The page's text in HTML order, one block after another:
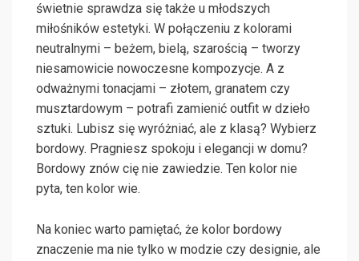
świetnie sprawdza się także u młodszych
miłośników estetyki. W połączeniu z kolorami
neutralnymi – beżem, bielą, szarością – tworzy
niesamowicie nowoczesne kompozycje. A z
odważnymi tonacjami – złotem, granatem czy
musztardowym – potrafi zamienić outfit w dzieło
sztuki. Lubisz się wyróżniać, ale z klasą? Wybierz
bordowy. Pragniesz spokoju i elegancji w domu?
Bordowy znów cię nie zawiedzie. Ten kolor nie
pyta, ten kolor wie.
Na koniec warto pamiętać, że kolor bordowy
znaczenie ma nie tylko w modzie czy designie, ale